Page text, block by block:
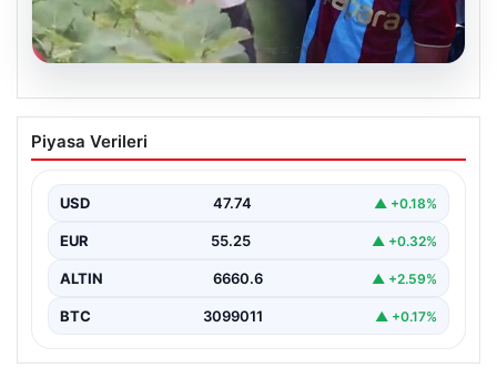
07.08.2026
Trabzonlu Teyzenin Mohamed Salah’a
Yönelik Sıcak Yaklaşımı Gülümsetti
Salah, bir reklam filmi çekimi için Trabzon'un Araklı…
Piyasa Verileri
USD 47.74 ▲ +0.18%
EUR 55.25 ▲ +0.32%
ALTIN 6660.6 ▲ +2.59%
BTC 3099011 ▲ +0.17%